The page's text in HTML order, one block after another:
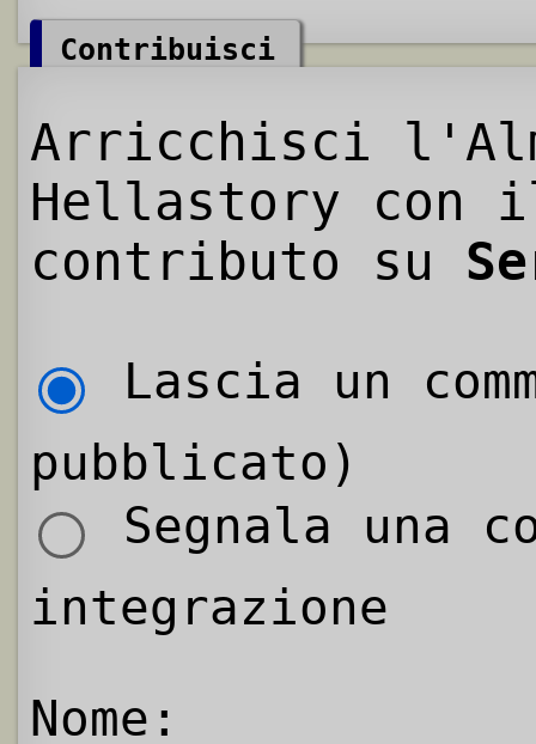
Contribuisci
Arricchisci
Hellastory con
contributo su
Lascia un
pubblicato)
Segnala una
integrazione
Nome: